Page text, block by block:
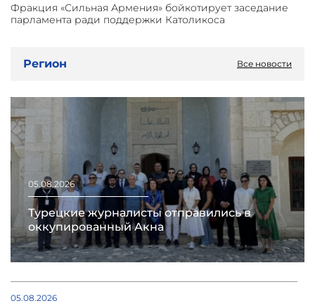
Фракция «Сильная Армения» бойкотирует заседание
парламента ради поддержки Католикоса
Регион Все новости
05.08.2026
Турецкие журналисты отправились в
оккупированный Акна
05.08.2026